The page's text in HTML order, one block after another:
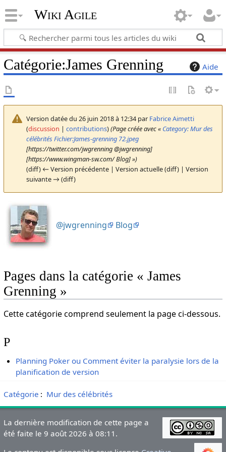
Wiki Agile
Aide
Catégorie:James Grenning
Version datée du 26 juin 2018 à 12:34 par Fabrice Aimetti
(discussion | contributions)(Page créée avec « Category: Mur des
célébrités Fichier:James-grenning 72.jpeg
[https://twitter.com/jwgrenning @jwgrenning]
[https://www.wingman-sw.com/ Blog] »)
(diff) ← Version précédente | Version actuelle (diff) | Version
suivante → (diff)
@jwgrenning Blog
Pages dans la catégorie « James
Grenning »
Cette catégorie comprend seulement la page ci-dessous.
P
Planning Poker ou Comment éviter la paralysie lors de la
planification de version
Catégorie : Mur des célébrités
La dernière modification de cette page a
été faite le 9 août 2026 à 08:11.